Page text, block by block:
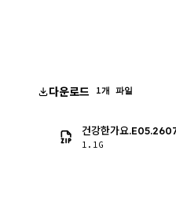
다운로드 1개 파일
건강한가요
1.1G